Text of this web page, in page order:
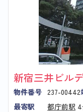
新宿三井ビル
物件番号 237-00442
最寄駅
都庁前駅 4